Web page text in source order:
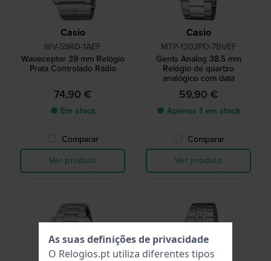
Casio
WV-59RD-1AEF
Waveceptor 39 mm Relógio
Prata Controlado Rádio
74,90 €
● Em stock
Comparar
Ver produto
Casio
MTP-1302PD-7BVEF
Gents Analog 38.5 mm
Relógio de quartzo
analógico com data
59,90 €
● Apenas 1 em stock
Comparar
Ver produto
As suas definições de privacidade
O Relogios.pt utiliza diferentes tipos